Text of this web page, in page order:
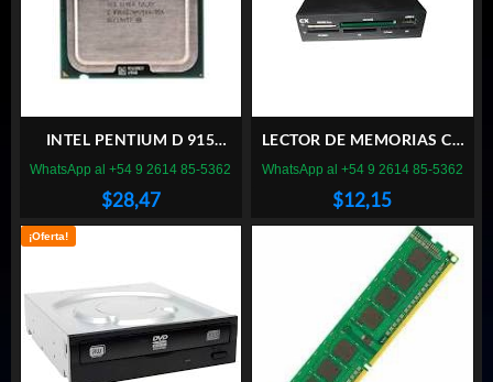
INTEL PENTIUM D 915
SOCKET 775
$28,47
WhatsApp al +54 9 2614 85-5362
LECTOR DE MEMORIAS CX
INTERNO
$12,15
WhatsApp al +54 9 2614 85-5362
¡Oferta!